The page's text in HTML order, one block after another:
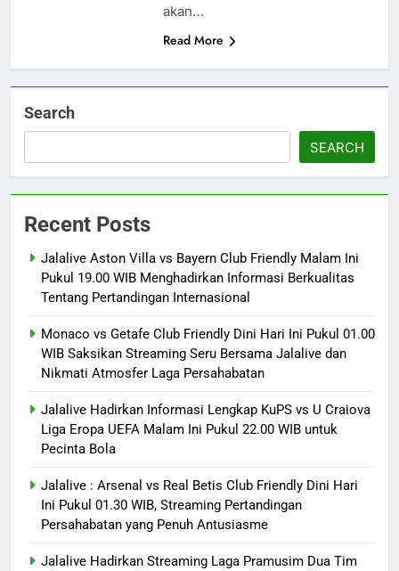
akan…
Read More
Search
SEARCH
Recent Posts
Jalalive Aston Villa vs Bayern Club Friendly Malam Ini
Pukul 19.00 WIB Menghadirkan Informasi Berkualitas
Tentang Pertandingan Internasional
Monaco vs Getafe Club Friendly Dini Hari Ini Pukul 01.00
WIB Saksikan Streaming Seru Bersama Jalalive dan
Nikmati Atmosfer Laga Persahabatan
Jalalive Hadirkan Informasi Lengkap KuPS vs U Craiova
Liga Eropa UEFA Malam Ini Pukul 22.00 WIB untuk
Pecinta Bola
Jalalive : Arsenal vs Real Betis Club Friendly Dini Hari
Ini Pukul 01.30 WIB, Streaming Pertandingan
Persahabatan yang Penuh Antusiasme
Jalalive Hadirkan Streaming Laga Pramusim Dua Tim